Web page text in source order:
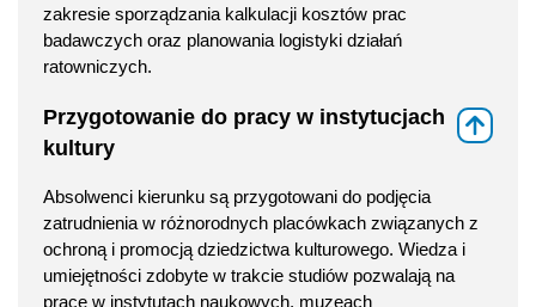
zakresie sporządzania kalkulacji kosztów prac
badawczych oraz planowania logistyki działań
ratowniczych.
Przygotowanie do pracy w instytucjach
kultury
Absolwenci kierunku są przygotowani do podjęcia
zatrudnienia w różnorodnych placówkach związanych z
ochroną i promocją dziedzictwa kulturowego. Wiedza i
umiejętności zdobyte w trakcie studiów pozwalają na
pracę w instytutach naukowych, muzeach